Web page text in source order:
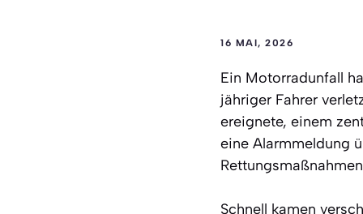
16 MAI, 2026
Ein Motorradunfall
jähriger Fahrer
ereignete, einem
eine Alarmmeldung
Schnell kamen